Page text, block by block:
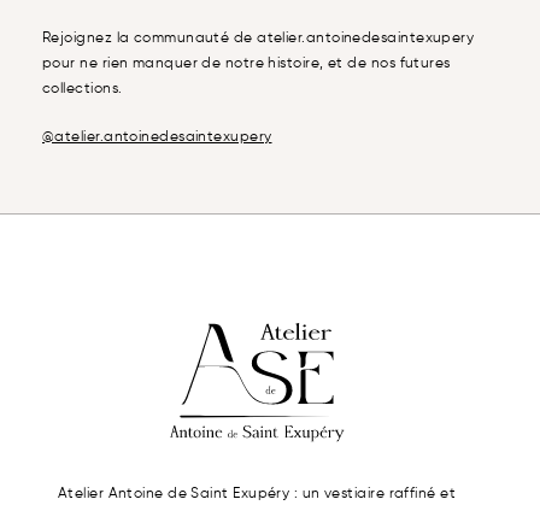
Rejoignez la communauté de atelier.antoinedesaintexupery
pour ne rien manquer de notre histoire, et de nos futures
collections.
@atelier.antoinedesaintexupery
Atelier Antoine de Saint Exupéry : un vestiaire raffiné et